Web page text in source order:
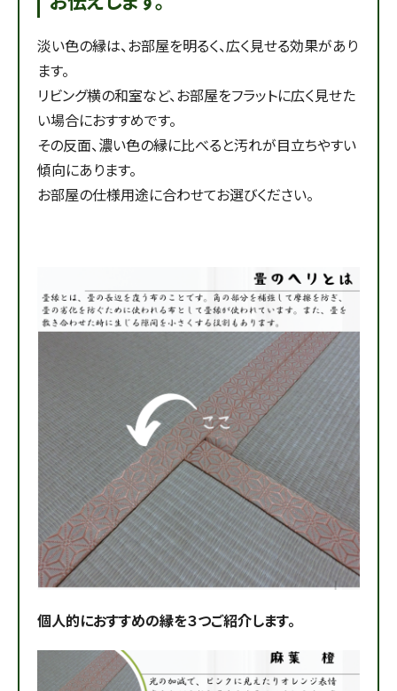
淡い色の縁は、お部屋を明るく、広く見せる効果があり
ます。
リビング横の和室など、お部屋をフラットに広く見せた
い場合におすすめです。
その反面、濃い色の縁に比べると汚れが目立ちやすい
傾向にあります。
お部屋の仕様用途に合わせてお選びください。
個人的におすすめの縁を３つご紹介します。